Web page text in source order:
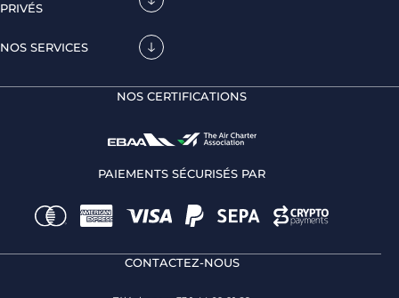
PRIVÉS
NOS SERVICES
NOS CERTIFICATIONS
PAIEMENTS SÉCURISÉS PAR
CONTACTEZ-NOUS